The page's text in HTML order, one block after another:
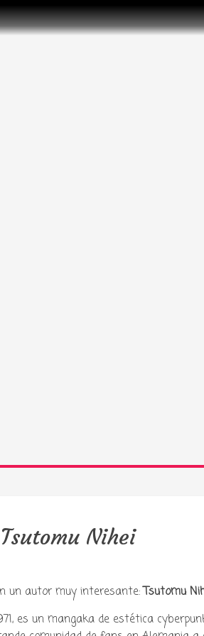
Nihei
un autor muy interesante:Tsutomu
es un mangaka de estética